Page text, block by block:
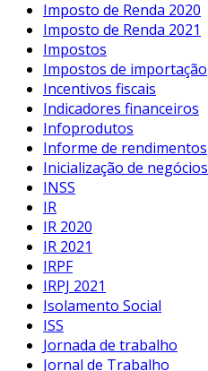
Imposto de Renda 2020
Imposto de Renda 2021
Impostos
Impostos de importação
Incentivos fiscais
Indicadores financeiros
Infoprodutos
Informe de rendimentos
Inicialização de negócios
INSS
IR
IR 2020
IR 2021
IRPF
IRPJ 2021
Isolamento Social
ISS
Jornada de trabalho
Jornal de Trabalho